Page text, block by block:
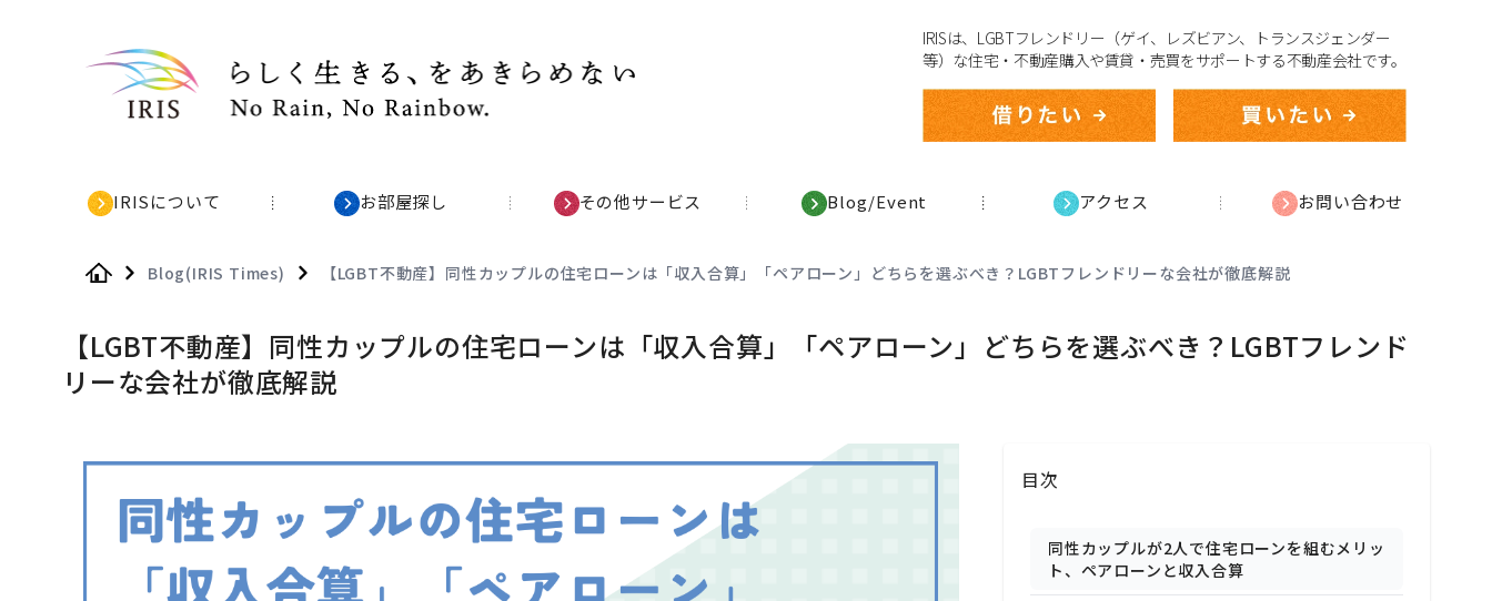
IRISは、LGBTフレンドリー（ゲイ、レズビアン、トランスジェンダー
等）な住宅・不動産購入や賃貸・売買をサポートする不動産会社です。
IRISについて お部屋探し その他サービス Blog/Event アクセス お問い合わせ
Blog(IRIS Times) 【LGBT不動産】同性カップルの住宅ローンは「収入合算」「ペアローン」どちらを選ぶべき？LGBTフレンドリーな会社が徹底解説
【LGBT不動産】同性カップルの住宅ローンは「収入合算」「ペアローン」どちらを選ぶべき？LGBTフレンド
リーな会社が徹底解説
目次
同性カップルが2人で住宅ローンを組むメリッ
ト、ペアローンと収入合算